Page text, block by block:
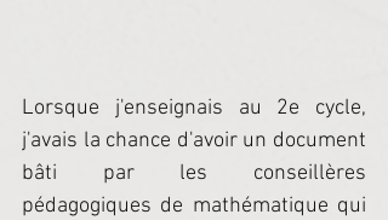
Lorsque j'enseignais au 2e cycle,
j'avais la chance d'avoir un document
bâti par les conseillères
pédagogiques de mathématique qui